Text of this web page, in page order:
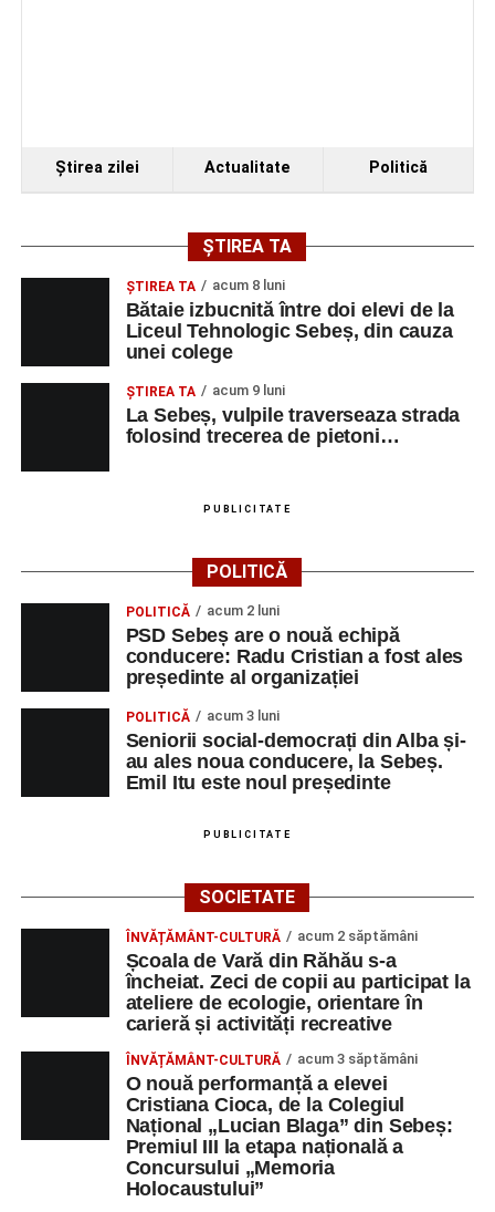
Ştirea zilei Actualitate Politică
ȘTIREA TA
ŞTIREA TA acum 8 luni
Bătaie izbucnită între doi elevi de la
Liceul Tehnologic Sebeș, din cauza
unei colege
ŞTIREA TA acum 9 luni
La Sebeș, vulpile traverseaza strada
folosind trecerea de pietoni…
PUBLICITATE
POLITICĂ
POLITICĂ acum 2 luni
PSD Sebeș are o nouă echipă
conducere: Radu Cristian a fost ales
președinte al organizației
POLITICĂ acum 3 luni
Seniorii social-democrați din Alba și-
au ales noua conducere, la Sebeș.
Emil Itu este noul președinte
PUBLICITATE
SOCIETATE
ÎNVĂȚĂMÂNT-CULTURĂ acum 2 săptămâni
Școala de Vară din Răhău s-a
încheiat. Zeci de copii au participat la
ateliere de ecologie, orientare în
carieră și activități recreative
ÎNVĂȚĂMÂNT-CULTURĂ acum 3 săptămâni
O nouă performanță a elevei
Cristiana Cioca, de la Colegiul
Național „Lucian Blaga” din Sebeș:
Premiul III la etapa națională a
Concursului „Memoria
Holocaustului”